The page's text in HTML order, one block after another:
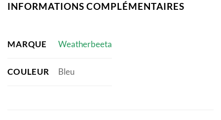
INFORMATIONS COMPLÉMENTAIRES
MARQUE Weatherbeeta
COULEUR Bleu